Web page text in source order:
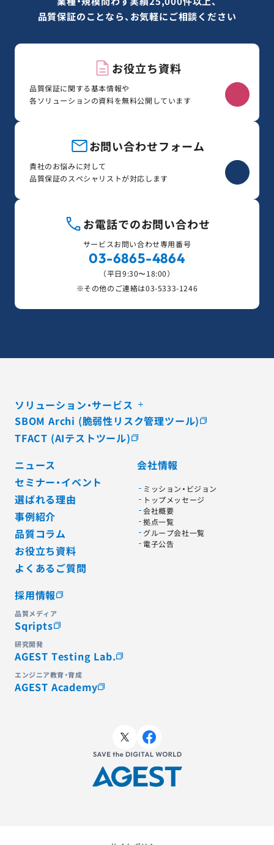
品質保証のことなら、お気軽にご相談ください
お役立ち資料
品質保証に関する基本情報や
各ソリューションの資料を無料公開しています
お問い合わせフォーム
貴社のお悩みに対して
品質保証のスペシャリストが対応します
お電話でのお問い合わせ
サービスお問い合わせ専用番号
03-6865-4864
（平日9:30〜18:00）
※その他のご連絡は03-5333-1246
ソリューション・サービス
SBOM Archi (脆弱性リスク管理ツール)
TFACT (AIテストツール)
ニュース
セミナー・イベント
選ばれる理由
事例紹介
品質コラム
お役立ち資料
よくあるご質問
会社情報
ミッション・ビジョン
トップメッセージ
会社概要
拠点一覧
グループ会社一覧
電子公告
採用情報
品質メディア
Sqripts
研究開発
AGEST Testing Lab.
エンジニア教育・育成
AGEST Academy